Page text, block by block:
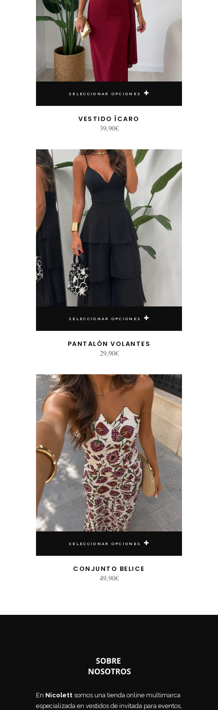
SELECCIONAR OPCIONES
VESTIDO ÍCARO
39,90€
SELECCIONAR OPCIONES
Este producto tiene múltiples variantes. Las opciones se pueden elegir en la página de producto
PANTALÓN VOLANTES
29,90€
SELECCIONAR OPCIONES
Este producto tiene múltiples variantes. Las opciones se pueden elegir en la página de producto
CONJUNTO BELICE
49,90€
En Nicolett somos una tienda online multimarca
especializada en vestidos de invitada para eventos,